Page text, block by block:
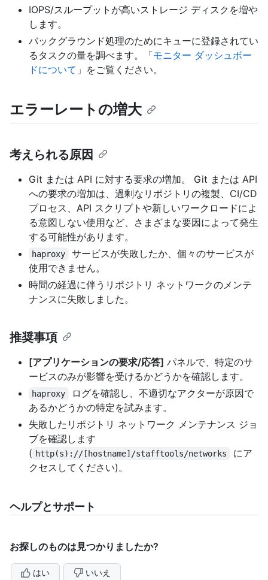
IOPS/スループットが高いストレージ ディスクを増や
します。
バックグラウンド処理のためにキューに登録されてい
るタスクの量を調べます。「モニター ダッシュボー
ドについて 」をご覧ください。
エラーレートの増大
考えられる原因
Git または API に対する要求の増加。 Git または API
への要求の増加は、過剰なリポジトリの複製、CI/CD
プロセス、API スクリプトや新しいワークロードによ
る意図しない使用など、さまざまな要因によって発生
する可能性があります。
haproxy
サービスが失敗したか、個々のサービスが
使用できません。
時間の経過に伴うリポジトリ ネットワークのメンテ
ナンスに失敗しました。
推奨事項
[アプリケーションの要求/応答] パネルで、特定のサ
ービスのみが影響を受けるかどうかを確認します。
haproxy
ログを確認し、不適切なアクターが原因で
あるかどうかの特定を試みます。
失敗したリポジトリ ネットワーク メンテナンス ジョ
ブを確認します
( http(s)://[hostname]/stafftools/networks
にア
クセスしてください)。
ヘルプとサポート
お探しのものは見つかりましたか?
はい いいえ